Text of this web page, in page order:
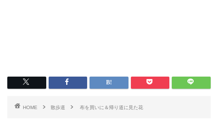
HOME 散歩道 布を買いに＆帰り道に見た花